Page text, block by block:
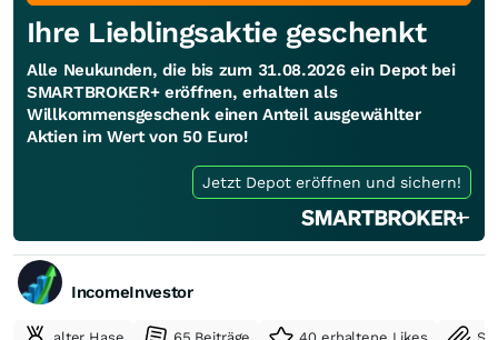
abgeschlossen sein, was dann einen positiven Effekt auf den
FCF hat. Dazu ist das Management aktuell sehr bullish im
wording, was bei Rational auch nicht die Regel ist. Da es eh ein
sehr eng gehandelter Titel ist kann es hier schnell wieder rauf
gehen, vor allem bei den aktuellen Wachstumsraten.
Ihre Lieblingsaktie geschenkt
Alle Neukunden, die bis zum 31.08.2026 ein Depot bei
SMARTBROKER+ eröffnen, erhalten als
Willkommensgeschenk einen Anteil ausgewählter
Aktien im Wert von 50 Euro!
Jetzt Depot eröffnen und sichern!
IncomeInvestor